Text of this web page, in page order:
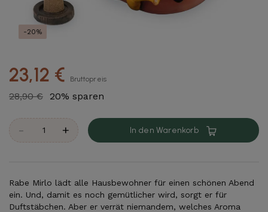
-20%
23,12 € Bruttopreis
28,90 € 20% sparen
- + In den Warenkorb
Rabe Mirlo lädt alle Hausbewohner für einen schönen Abend
ein. Und, damit es noch gemütlicher wird, sorgt er für
Duftstäbchen. Aber er verrät niemandem, welches Aroma